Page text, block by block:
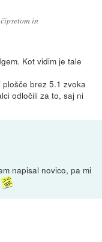
in
Kot vidim je tale
brez 5.1 zvoka
odločili za to, saj ni
napisal novico, pa mi